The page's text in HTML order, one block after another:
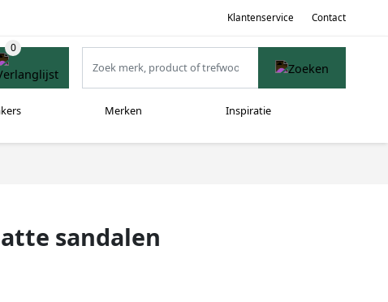
Klantenservice Contact
Merken Inspiratie
sandalen